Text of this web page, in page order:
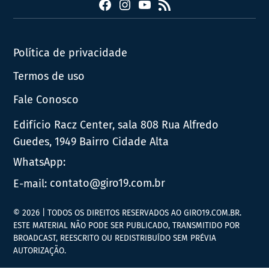
FacebookInstagram
YouTube
RSS
Política de privacidade
Termos de uso
Fale Conosco
Edifício Racz Center, sala 808 Rua Alfredo
Guedes, 1949 Bairro Cidade Alta
WhatsApp:
E-mail: contato@giro19.com.br
© 2026 | TODOS OS DIREITOS RESERVADOS AO GIRO19.COM.BR.
ESTE MATERIAL NÃO PODE SER PUBLICADO, TRANSMITIDO POR
BROADCAST, REESCRITO OU REDISTRIBUÍDO SEM PRÉVIA
AUTORIZAÇÃO.